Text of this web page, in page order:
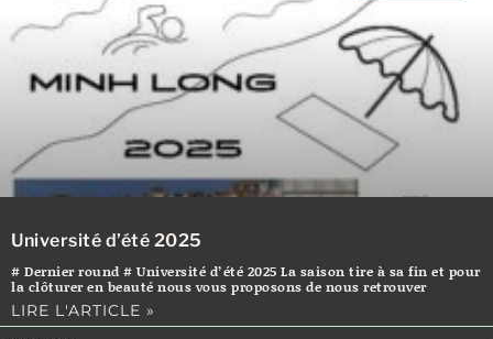
Université d’été 2025
# Dernier round # Université d’été 2025 La saison tire à sa fin et pour
la clôturer en beauté nous vous proposons de nous retrouver
LIRE L'ARTICLE »